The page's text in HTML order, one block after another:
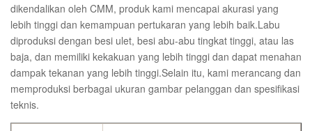
dikendalikan oleh CMM, produk kami mencapai akurasi yang
lebih tinggi dan kemampuan pertukaran yang lebih baik.Labu
diproduksi dengan besi ulet, besi abu-abu tingkat tinggi, atau las
baja, dan memiliki kekakuan yang lebih tinggi dan dapat menahan
dampak tekanan yang lebih tinggi.Selain itu, kami merancang dan
memproduksi berbagai ukuran gambar pelanggan dan spesifikasi
teknis.